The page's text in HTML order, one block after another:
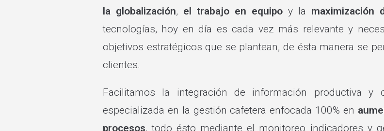
la globalización, el trabajo en equipo y la maximización
tecnologías, hoy en día es cada vez más relevante y
objetivos estratégicos que se plantean, de ésta manera se
clientes.
Facilitamos la integración de información productiva y
especializada en la gestión cafetera enfocada 100% en
procesos, todo ésto mediante el monitoreo indicadores y